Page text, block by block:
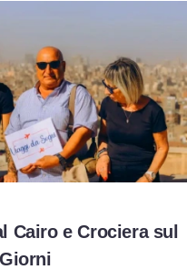
Cairo e Crociera sul